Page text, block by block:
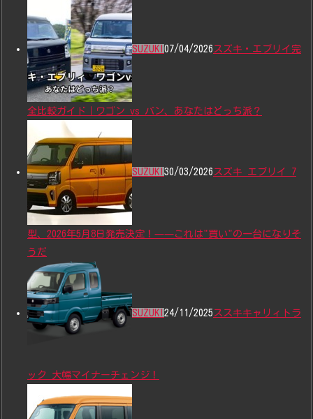
SUZUKI 07/04/2026 スズキ・エブリイ完
全比較ガイド｜ワゴン vs バン、あなたはどっち派？
SUZUKI 30/03/2026 スズキ エブリイ 7
型、2026年5月8日発売決定！——これは"買い"の一台になりそ
うだ
SUZUKI 24/11/2025 ススキキャリィトラ
ック 大幅マイナーチェンジ！